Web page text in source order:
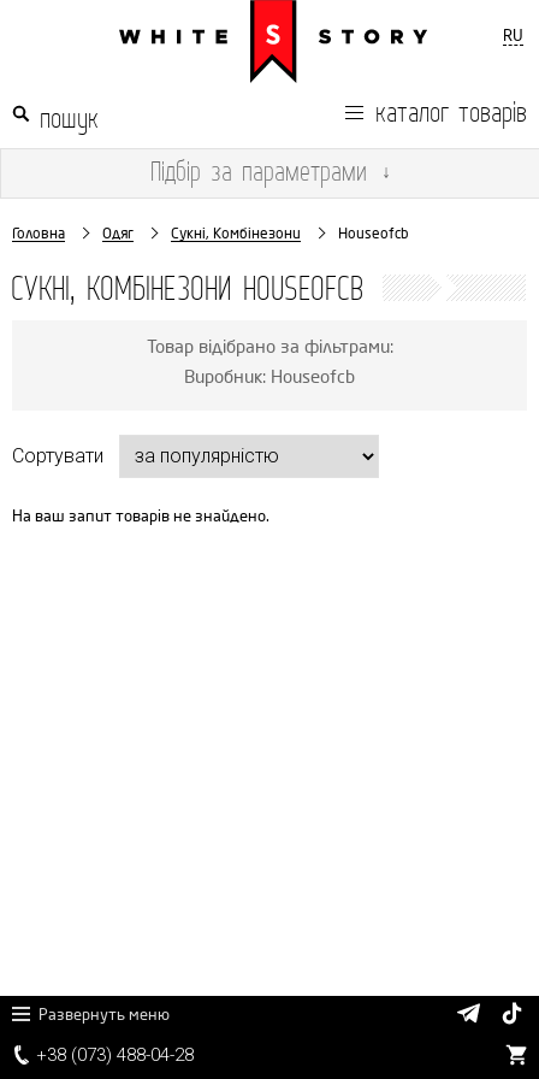
+38 (073) 488-04-28
RU
каталог товарів
Підбір за параметрами ↓
Головна Одяг Сукні, Комбінезони Houseofcb
СУКНІ, КОМБІНЕЗОНИ HOUSEOFCB
Товар відібрано за фільтрами:
Виробник: Houseofcb
Сортувати
На ваш запит товарів не знайдено.
Развернуть меню